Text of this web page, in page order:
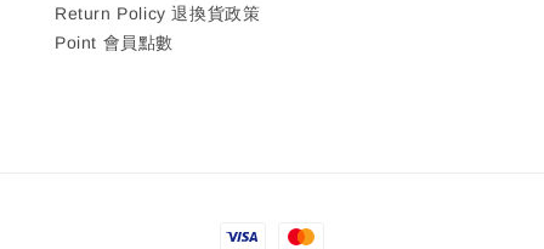
Return Policy 退換貨政策
Point 會員點數